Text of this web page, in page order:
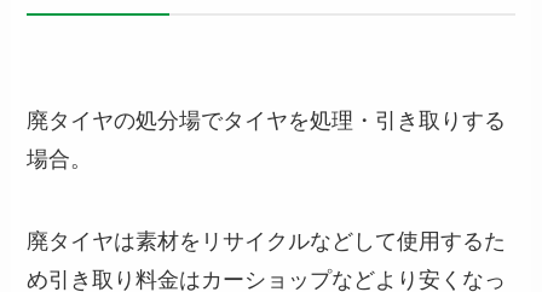
廃タイヤの処分場でタイヤを処理・引き取りする
場合。
廃タイヤは素材をリサイクルなどして使用するた
め引き取り料金はカーショップなどより安くなっ